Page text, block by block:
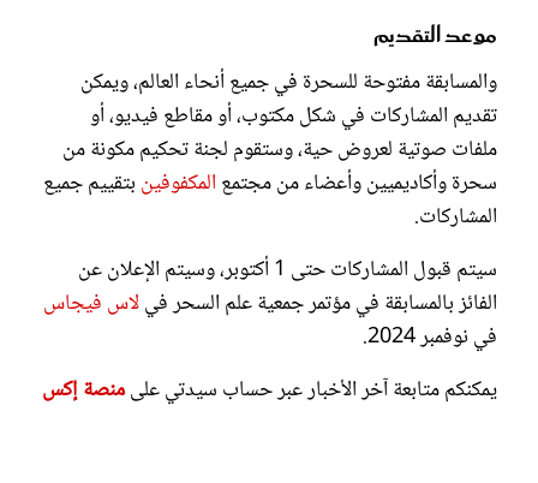
موعد التقديم
والمسابقة مفتوحة للسحرة في جميع أنحاء العالم، ويمكن
تقديم المشاركات في شكل مكتوب، أو مقاطع فيديو، أو
ملفات صوتية لعروض حية، وستقوم لجنة تحكيم مكونة من
سحرة وأكاديميين وأعضاء من مجتمع المكفوفين بتقييم جميع
المشاركات.
سيتم قبول المشاركات حتى 1 أكتوبر، وسيتم الإعلان عن
الفائز بالمسابقة في مؤتمر جمعية علم السحر فيلاس فيجاس
في نوفمبر 2024.
يمكنكم متابعة آخر الأخبار عبر حساب سيدتي علىمنصة إكس